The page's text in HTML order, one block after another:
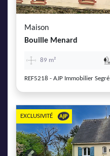
Maison
Bouille Menard
89 m²
REF5218 - AJP Immobilier Segré
EXCLUSIVITÉ